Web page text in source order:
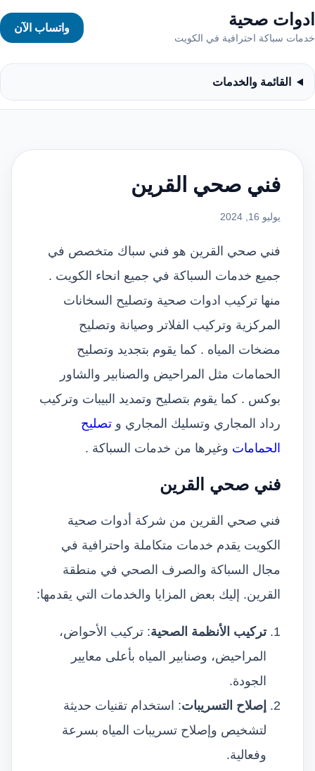
ادوات صحية
خدمات سباكة احترافية في الكويت
واتساب الآن
القائمة والخدمات
فني صحي القرين
يوليو 16, 2024
فني صحي القرين هو فني سباك متخصص في
جميع خدمات السباكة في جميع انحاء الكويت .
منها تركيب ادوات صحية وتصليح السخانات
المركزية وتركيب الفلاتر وصيانة وتصليح
مضخات المياه . كما يقوم بتجديد وتصليح
الحمامات مثل المراحيض والصنابير والشاور
بوكس . كما يقوم بتصليح وتمديد البيبات وتركيب
رداد المجاري وتسليك المجاري و تصليح
الحمامات وغيرها من خدمات السباكة .
فني صحي القرين
فني صحي القرين من شركة أدوات صحية
الكويت يقدم خدمات متكاملة واحترافية في
مجال السباكة والصرف الصحي في منطقة
القرين. إليك بعض المزايا والخدمات التي يقدمها:
تركيب الأنظمة الصحية: تركيب الأحواض،
المراحيض، وصنابير المياه بأعلى معايير
الجودة.
إصلاح التسريبات: استخدام تقنيات حديثة
لتشخيص وإصلاح تسريبات المياه بسرعة
وفعالية.